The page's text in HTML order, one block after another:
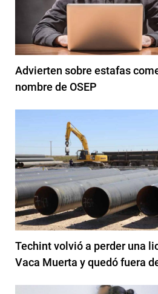
Advierten sobre estafas
nombre de OSEP
Techint volvió a perder una
Vaca Muerta y quedó fuera